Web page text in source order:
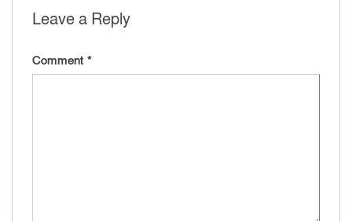
Leave a Reply
Comment *